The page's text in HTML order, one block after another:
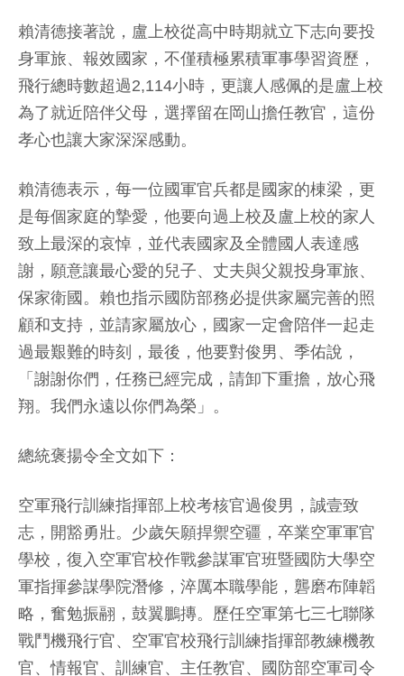
賴清德接著說，盧上校從高中時期就立下志向要投
身軍旅、報效國家，不僅積極累積軍事學習資歷，
飛行總時數超過2,114小時，更讓人感佩的是盧上校
為了就近陪伴父母，選擇留在岡山擔任教官，這份
孝心也讓大家深深感動。
賴清德表示，每一位國軍官兵都是國家的棟梁，更
是每個家庭的摯愛，他要向過上校及盧上校的家人
致上最深的哀悼，並代表國家及全體國人表達感
謝，願意讓最心愛的兒子、丈夫與父親投身軍旅、
保家衛國。賴也指示國防部務必提供家屬完善的照
顧和支持，並請家屬放心，國家一定會陪伴一起走
過最艱難的時刻，最後，他要對俊男、季佑說，
「謝謝你們，任務已經完成，請卸下重擔，放心飛
翔。我們永遠以你們為榮」。
總統褒揚令全文如下：
空軍飛行訓練指揮部上校考核官過俊男，誠壹致
志，開豁勇壯。少歲矢願捍禦空疆，卒業空軍軍官
學校，復入空軍官校作戰參謀軍官班暨國防大學空
軍指揮參謀學院潛修，淬厲本職學能，礱磨布陣韜
略，奮勉振翮，鼓翼鵬摶。歷任空軍第七三七聯隊
戰鬥機飛行官、空軍官校飛行訓練指揮部教練機教
官、情報官、訓練官、主任教官、國防部空軍司令